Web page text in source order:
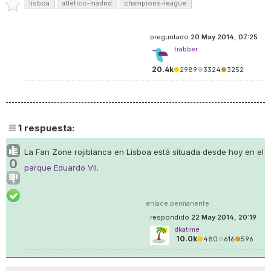
lisboa atlético-madrid champions-league
preguntado 20 May 2014, 07:25
trabber
20.4k●2989●3324●3252
1 respuesta:
0
La Fan Zone rojiblanca en Lisboa está situada desde hoy en el
parque Eduardo VII.
enlace permanente
respondido 22 May 2014, 20:19
dkatime
10.0k●480●616●596